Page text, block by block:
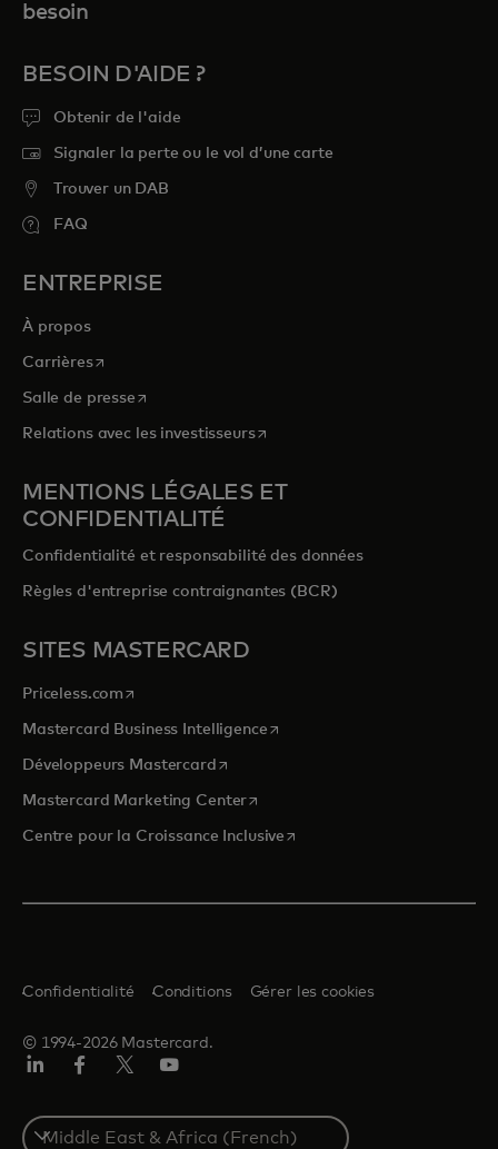
besoin
BESOIN D'AIDE ?
Obtenir de l'aide
Signaler la perte ou le vol d’une carte
Trouver un DAB
FAQ
ENTREPRISE
À propos
Carrièress’ouvre dans un nouvel onglet
Salle de presses’ouvre dans un nouvel onglet
Relations avec les investisseurss’ouvre dans un nouvel onglet
MENTIONS LÉGALES ET
CONFIDENTIALITÉ
Confidentialité et responsabilité des données
Règles d'entreprise contraignantes (BCR)
SITES MASTERCARD
Priceless.com s’ouvre dans un nouvel onglet
Mastercard Business Intelligences’ouvre dans un nouvel onglet
Développeurs Mastercards’ouvre dans un nouvel onglet
Mastercard Marketing Centers’ouvre dans un nouvel onglet
Centre pour la Croissance Inclusive s’ouvre dans un nouvel
© 1994-2026 Mastercard.
Confidentialité Conditions Gérer les cookies
Select
a